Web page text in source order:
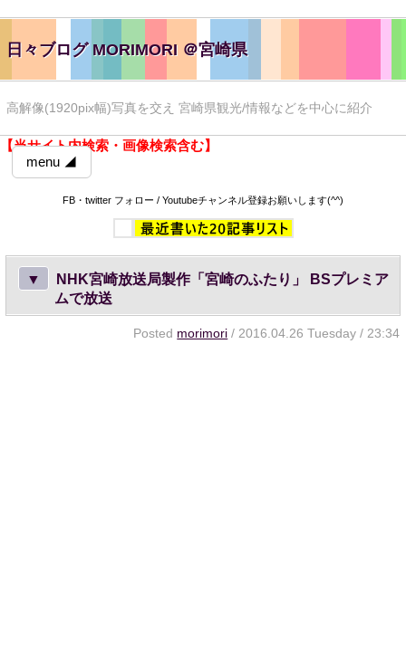
日々ブログ MORIMORI ＠宮崎県
高解像(1920pix幅)写真を交え 宮崎県観光/情報などを中心に紹介
【当サイト内検索・画像検索含む】
menu ◢
FB・twitter フォロー / Youtubeチャンネル登録お願いします(^^)
▼
NHK宮崎放送局製作「宮崎のふたり」 BSプレミア
ムで放送
Posted morimori / 2016.04.26 Tuesday / 23:34